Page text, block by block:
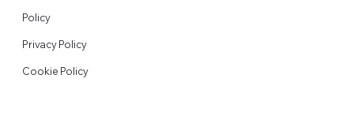
Policy
Privacy Policy
Cookie Policy